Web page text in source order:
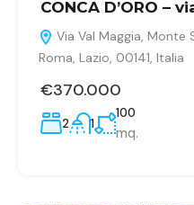
CONCA D’ORO –
Via Val Maggia, Monte
Roma, Lazio, 00141, Italia
€370.000
2 1
100
mq.